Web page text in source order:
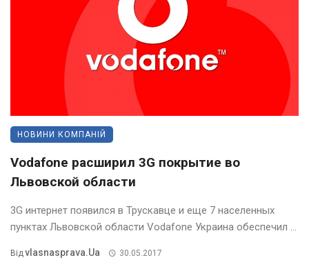
НОВИНИ КОМПАНІЙ
Vodafone расширил 3G покрытие во
Львовской области
3G интернет появился в Трускавце и еще 7 населенных
пунктах Львовской области Vodafone Украина обеспечил ...
ВідVlasnasprava.ua 30.05.2017